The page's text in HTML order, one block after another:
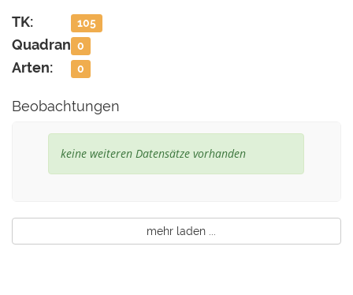
TK:
Quadrant:
Arten:
105
0
0
Beobachtungen
keine weiteren Datensätze vorhanden
mehr laden ...